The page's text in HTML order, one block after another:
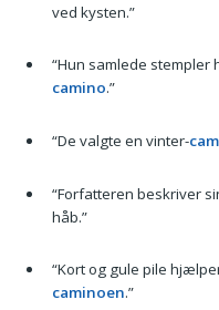
ved kysten.”
“Hun samlede
camino.”
“De valgte en vinter-
“Forfatteren beskriver
håb.”
“Kort og gule pile
caminoen.”